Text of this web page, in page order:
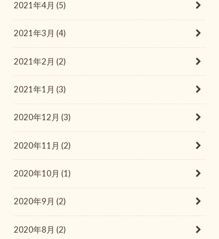
2021年4月 (5)
2021年3月 (4)
2021年2月 (2)
2021年1月 (3)
2020年12月 (3)
2020年11月 (2)
2020年10月 (1)
2020年9月 (2)
2020年8月 (2)